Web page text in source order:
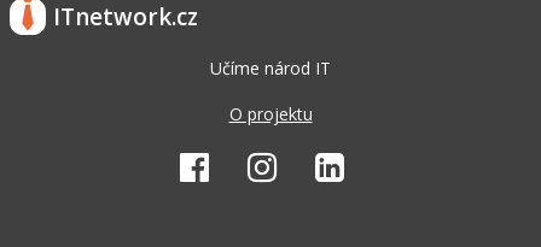
ITnetwork.cz
Učíme národ IT
O projektu